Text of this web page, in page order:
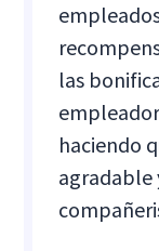
las
haciendo
agradable